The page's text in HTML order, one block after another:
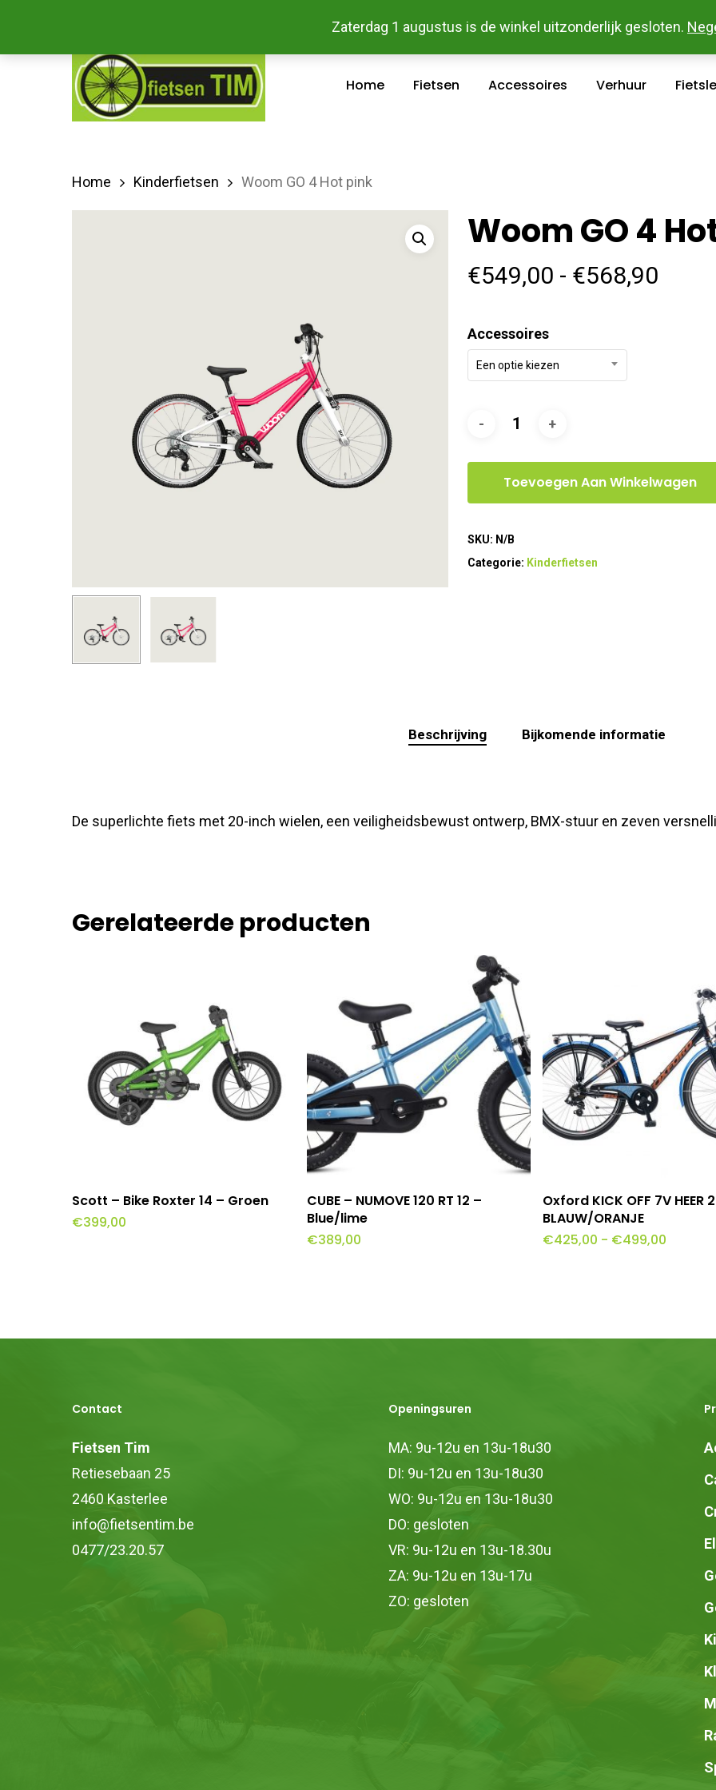
Zaterdag 1 augustus is de winkel uitzonderlijk gesloten.
Bestel En Betaal Makkelijk Online - Gratis Levering In Groot
Home Fietsen Accessoires Verhuur
Home Kinderfietsen Woom GO 4 Hot pink
Woom GO 4
€549,00 - €568,90
Accessoires
Een optie kiezen
Toevoegen Aan Winkelwagen
SKU: N/B
Categorie: Kinderfietsen
Beschrijving Bijkomende informatie
De superlichte fiets met 20-inch wielen, een veiligheidsbewust ontwerp, BMX-stuur en zeven
Gerelateerde producten
Toevoegen Aan Winkelwagen
Scott – Bike Roxter 14 – Groen
€399,00
Toevoegen Aan Winkelwagen
CUBE – NUMOVE 120 RT 12 –
Blue/lime
€389,00
Opties Selecteren
product
heeft
optie
op
de
productpagina
Oxford KICK OFF 7V HEER
BLAUW/ORANJE
€425,00 - €499,00
Contact
Fietsen Tim
Retiesebaan 25
2460 Kasterlee
info@fietsentim.be
0477/23.20.57
Openingsuren
MA: 9u-12u en 13u-18u30
DI: 9u-12u en 13u-18u30
WO: 9u-12u en 13u-18u30
DO: gesloten
VR: 9u-12u en 13u-18.30u
ZA: 9u-12u en 13u-17u
ZO: gesloten